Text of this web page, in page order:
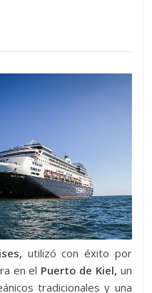
utilizó con éxito por
en el Puerto de Kiel, un
tradicionales y una